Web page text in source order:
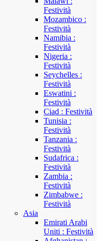
Festività
Mozambico :
Festività
Namibia :
Festività
Nigeria :
Festività
Seychelles :
Festività
Eswatini :
Festività
Ciad : Festività
Tunisia :
Festività
Tanzania :
Festività
Sudafrica :
Festività
Zambia :
Festività
Zimbabwe :
Festività
Asia
Emirati Arabi
Uniti : Festività